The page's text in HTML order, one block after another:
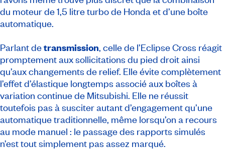
du moteur de 1,5 litre turbo de Honda et d’une boîte
automatique.
Parlant detransmission, celle de l’Eclipse Cross réagit
promptement aux sollicitations du pied droit ainsi
qu’aux changements de relief. Elle évite complètement
l’effet d’élastique longtemps associé aux boîtes à
variation continue de Mitsubishi. Elle ne réussit
toutefois pas à susciter autant d’engagement qu’une
automatique traditionnelle, même lorsqu’on a recours
au mode manuel : le passage des rapports simulés
n’est tout simplement pas assez marqué.